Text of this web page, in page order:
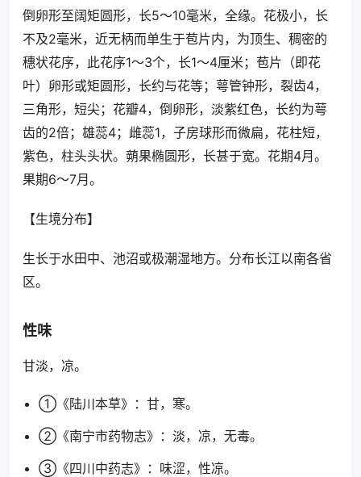
倒卵形至阔矩圆形，长5～10毫米，全缘。花极小，长
不及2毫米，近无柄而单生于苞片内，为顶生、稠密的
穗状花序，此花序1～3个，长1～4厘米；苞片（即花
叶）卵形或矩圆形，长约与花等；萼管钟形，裂齿4，
三角形，短尖；花瓣4，倒卵形，淡紫红色，长约为萼
齿的2倍；雄蕊4；雌蕊1，子房球形而微扁，花柱短，
紫色，柱头头状。蒴果椭圆形，长甚于宽。花期4月。
果期6～7月。
【生境分布】
生长于水田中、池沼或极潮湿地方。分布长江以南各省
区。
性味
甘淡，凉。
①《陆川本草》：甘，寒。
②《南宁市药物志》：淡，凉，无毒。
③《四川中药志》：味涩，性凉。